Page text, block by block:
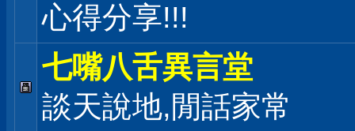
心得分享!!!
七嘴八舌異言堂
談天說地,閒話家常